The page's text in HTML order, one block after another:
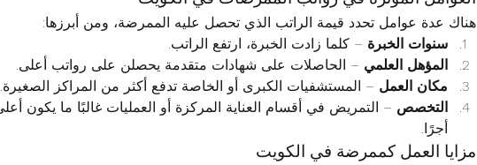
هناك عدة عوامل تحدد قيمة الراتب الذي تحصل عليه الممرضة، ومن أبرزها:
سنوات الخبرة – كلما زادت الخبرة، ارتفع الراتب.
المؤهل العلمي – الحاصلات على شهادات متقدمة يحصلن على رواتب أعلى.
مكان العمل – المستشفيات الكبرى أو الخاصة تدفع أكثر من المراكز الصغيرة.
التخصص
أجرًا.
مزايا العمل كممرضة في الكويت